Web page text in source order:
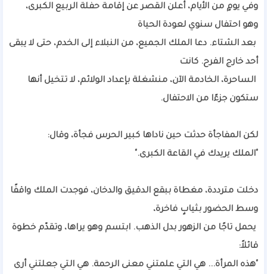
وفي يومٍ من الأيام، أعلن القصر عن إقامة حفلة الربيع الكبرى،
وهو احتفال سنوي لعودة الحياة
بعد الشتاء. دعا الملك الجميع، من النبلاء إلى الخدم، حتى لا يبقى
أحد خارج الفرح. كانت
الساحرة، الخادمة الآن، منشغلة بإعداد الولائم، لا تتخيل أنها
ستكون جزءًا من الاحتفال.
لكن المفاجأة حدثت حين ناداها كبير الحرس فجأة، وقال:
"الملك يريدك في القاعة الكبرى."
دخلت مترددة، مغطاة ببقع الدقيق والدخان، فوجدت الملك واقفًا
وسط الحضور بثيابٍ فاخرة،
يحمل تاجًا من الزهور بدل الذهب. ابتسم وهو يراها، وتقدّم خطوة
قائلاً:
"هذه المرأة... هي التي علمتني معنى الرحمة. هي التي جعلتني أرى